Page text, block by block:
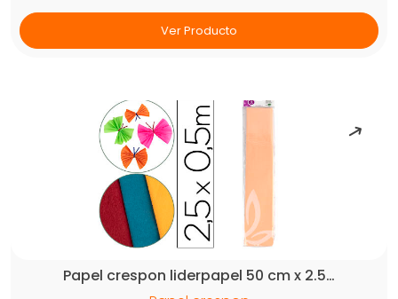
Ver Producto
Papel crespon liderpapel 50 cm x 2.5…